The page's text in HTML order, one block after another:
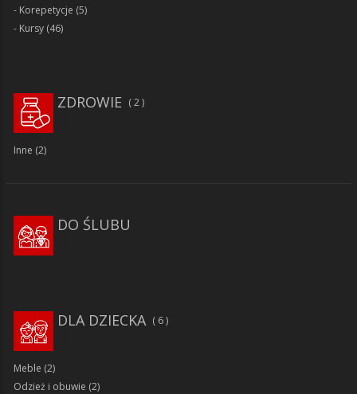
Korepetycje (5)
Kursy (46)
ZDROWIE 2
Inne (2)
DO ŚLUBU
6
DLA DZIECKA
Meble (2)
Odzież i obuwie (2)